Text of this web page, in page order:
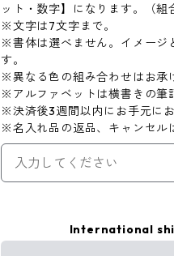
ット・数字】になります。（組
※文字は7文字まで。
※書体は選べません。イメージ
す。
※異なる色の組み合わせはお承
※アルファベットは横書きの筆
※決済後3週間以内にお手元にお
※名入れ品の返品、キャンセル
International